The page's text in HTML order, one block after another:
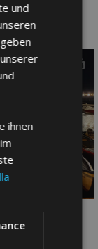
GERMAN
und
ihnen